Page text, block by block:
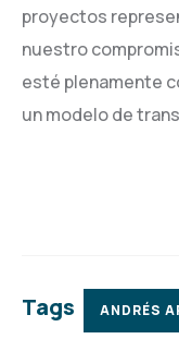
proyectos
nuestro
esté plenamente
un modelo de
Tags ANDRÉS